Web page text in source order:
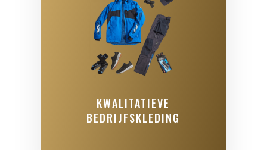
KWALITATIEVE
BEDRIJFSKLEDING